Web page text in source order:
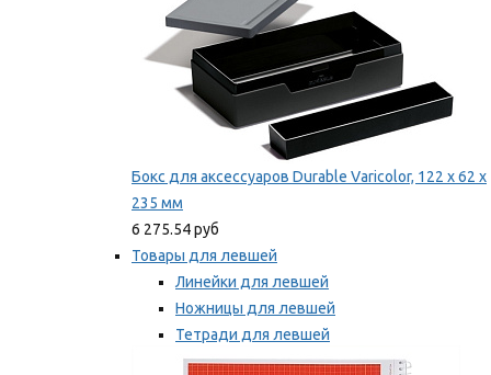
Бокс для аксессуаров Durable Varicolor, 122 x 62 x
235 мм
6 275.54 руб
Товары для левшей
Линейки для левшей
Ножницы для левшей
Тетради для левшей
Точилки для левшей